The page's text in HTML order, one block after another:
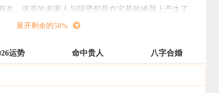
名。张英的老家人与隔壁邻居在宅基的难题上产生了
闹越大，李家人给张英写了一封信作文，期待张英使
道，挥笔回了一首古诗：(万里家书只求墙，他会七尺
，看不到当初始皇帝。)亲人看后，非常惭愧，积极让
感愧疚，也让出七尺地，因此总有了(六尺巷)。张英的
展开剩余的58%
运势 命中贵人 八字合婚